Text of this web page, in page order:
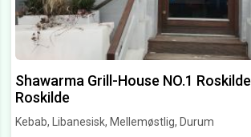
Shawarma Grill-House NO.1 Roskilde
Roskilde
Kebab, Libanesisk, Mellemøstlig, Durum